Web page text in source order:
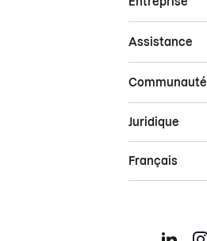
Assistance
Communauté
Juridique
Français